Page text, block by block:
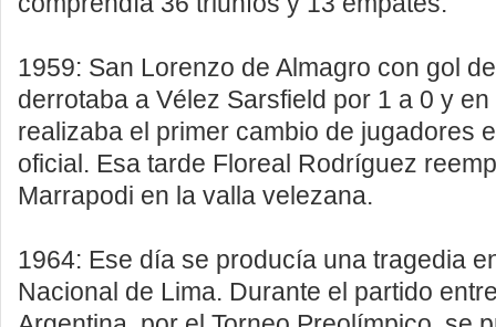
1959: San Lorenzo de Almagro con gol
derrotaba a Vélez Sarsfield por 1 a 0 y
realizaba el primer cambio de jugadores
oficial. Esa tarde Floreal Rodríguez
Marrapodi en la valla velezana.
1964: Ese día se producía una tragedia
Nacional de Lima. Durante el partido